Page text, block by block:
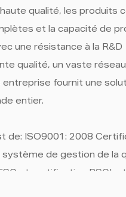
qualité, les produits
et la capacité de
une résistance à la R&D
qualité, un vaste
fournit une
entier.
ISO9001: 2008
de gestion de la